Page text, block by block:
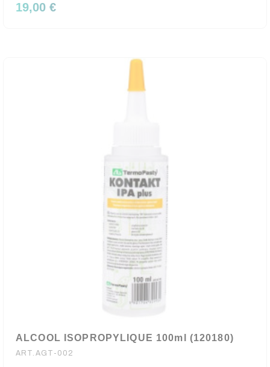
19,00 €
ALCOOL ISOPROPYLIQUE 100ml (120180)
ART.AGT-002